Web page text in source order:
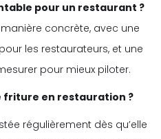
pour un restaurant ?
concrète, avec une
les restaurateurs, et une
pour mieux piloter.
friture en restauration ?
régulièrement dès qu’elle